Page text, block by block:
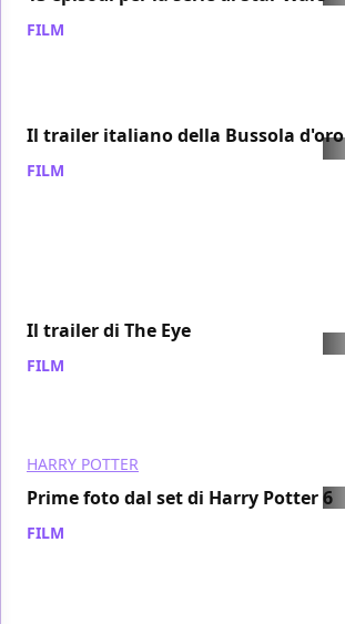
FILM
Il trailer italiano della Bussola d'oro
FILM
Il trailer di The Eye
FILM
HARRY POTTER
Prime foto dal set di Harry Potter 6
FILM